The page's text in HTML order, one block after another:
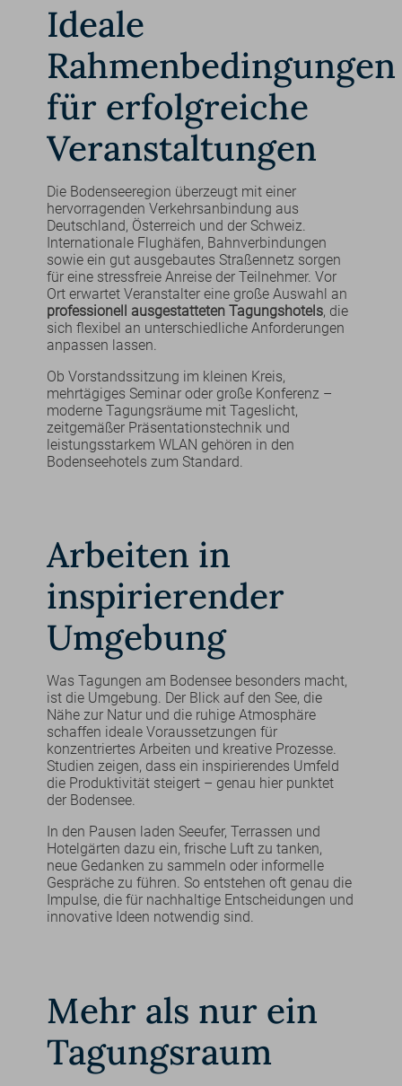
Ideale
Rahmenbedingungen
für erfolgreiche
Veranstaltungen
Die Bodenseeregion überzeugt mit einer
hervorragenden Verkehrsanbindung aus
Deutschland, Österreich und der Schweiz.
Internationale Flughäfen, Bahnverbindungen
sowie ein gut ausgebautes Straßennetz sorgen
für eine stressfreie Anreise der Teilnehmer. Vor
Ort erwartet Veranstalter eine große Auswahl an
professionell ausgestatteten Tagungshotels, die
sich flexibel an unterschiedliche Anforderungen
anpassen lassen.
Ob Vorstandssitzung im kleinen Kreis,
mehrtägiges Seminar oder große Konferenz –
moderne Tagungsräume mit Tageslicht,
zeitgemäßer Präsentationstechnik und
leistungsstarkem WLAN gehören in den
Bodenseehotels zum Standard.
Arbeiten in
inspirierender
Umgebung
Was Tagungen am Bodensee besonders macht,
ist die Umgebung. Der Blick auf den See, die
Nähe zur Natur und die ruhige Atmosphäre
schaffen ideale Voraussetzungen für
konzentriertes Arbeiten und kreative Prozesse.
Studien zeigen, dass ein inspirierendes Umfeld
die Produktivität steigert – genau hier punktet
der Bodensee.
In den Pausen laden Seeufer, Terrassen und
Hotelgärten dazu ein, frische Luft zu tanken,
neue Gedanken zu sammeln oder informelle
Gespräche zu führen. So entstehen oft genau die
Impulse, die für nachhaltige Entscheidungen und
innovative Ideen notwendig sind.
Mehr als nur ein
Tagungsraum